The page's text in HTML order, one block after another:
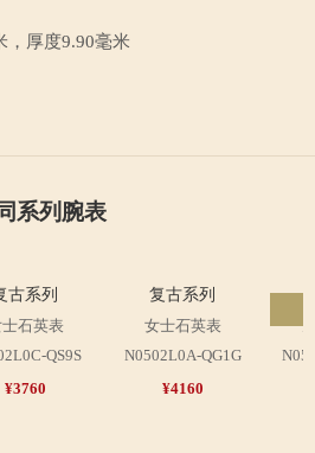
，厚度9.90毫米
系列腕表
古系列
石英表
QS9S
¥3760
复古系列
女士石英表
N0502L0A-QG1G
¥4160